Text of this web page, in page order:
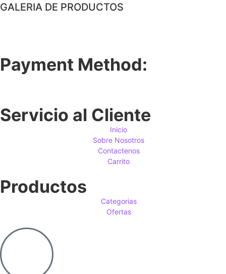
GALERIA DE PRODUCTOS
Payment Method:
Servicio al Cliente
Inicio
Sobre Nosotros
Contactenos
Carrito
Productos
Categorias
Ofertas